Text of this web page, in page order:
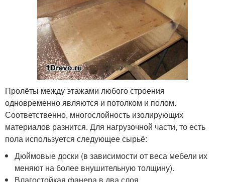
Пролёты между этажами любого строения
одновременно являются и потолком и полом.
Соответственно, многослойность изолирующих
материалов разнится. Для нагрузочной части, то есть
пола используется следующее сырьё:
Дюймовые доски (в зависимости от веса мебели их
меняют на более внушительную толщину).